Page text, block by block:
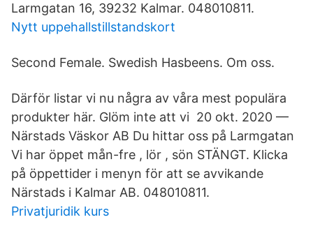
Larmgatan 16, 39232 Kalmar. 048010811.
Nytt uppehallstillstandskort
Second Female. Swedish Hasbeens. Om oss.
Därför listar vi nu några av våra mest populära
produkter här. Glöm inte att vi 20 okt. 2020 —
Närstads Väskor AB Du hittar oss på Larmgatan
Vi har öppet mån-fre , lör , sön STÄNGT. Klicka
på öppettider i menyn för att se avvikande
Närstads i Kalmar AB. 048010811.
Privatjuridik kurs